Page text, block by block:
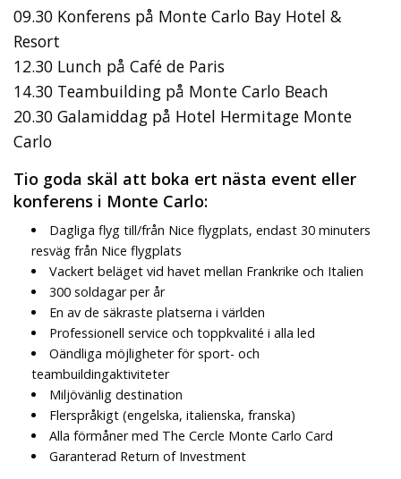
09.30 Konferens på Monte Carlo Bay Hotel &
Resort
12.30 Lunch på Café de Paris
14.30 Teambuilding på Monte Carlo Beach
20.30 Galamiddag på Hotel Hermitage Monte
Carlo
Tio goda skäl att boka ert nästa event eller
konferens i Monte Carlo:
Dagliga flyg till/från Nice flygplats, endast 30 minuters
resväg från Nice flygplats
Vackert beläget vid havet mellan Frankrike och Italien
300 soldagar per år
En av de säkraste platserna i världen
Professionell service och toppkvalité i alla led
Oändliga möjligheter för sport- och
teambuildingaktiviteter
Miljövänlig destination
Flerspråkigt (engelska, italienska, franska)
Alla förmåner med The Cercle Monte Carlo Card
Garanterad Return of Investment